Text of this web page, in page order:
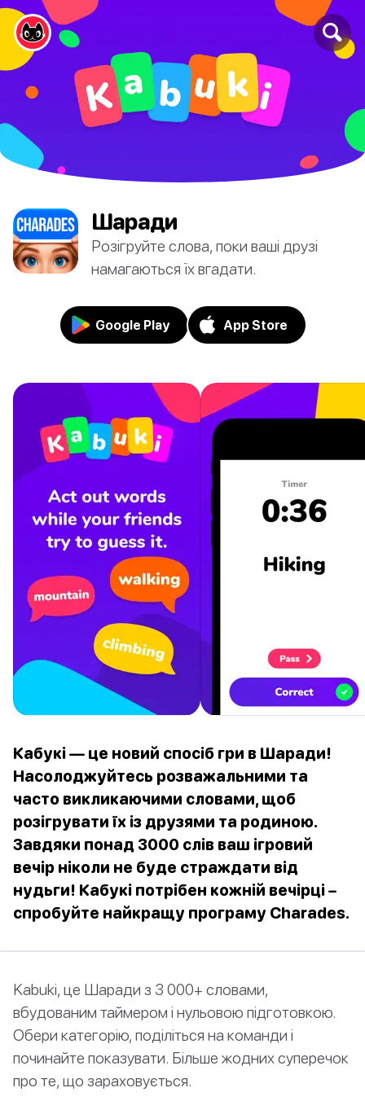
Шаради
Розігруйте слова, поки ваші друзі
намагаються їх вгадати.
Google Play App Store
Кабукі — це новий спосіб гри в Шаради!
Насолоджуйтесь розважальними та
часто викликаючими словами, щоб
розігрувати їх із друзями та родиною.
Завдяки понад 3000 слів ваш ігровий
вечір ніколи не буде страждати від
нудьги! Кабукі потрібен кожній вечірці –
спробуйте найкращу програму Charades.
Kabuki, це Шаради з 3 000+ словами,
вбудованим таймером і нульовою підготовкою.
Обери категорію, поділіться на команди і
починайте показувати. Більше жодних суперечок
про те, що зараховується.